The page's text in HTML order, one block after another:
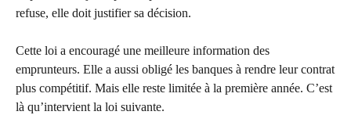
refuse, elle doit justifier sa décision.
Cette loi a encouragé une meilleure information des
emprunteurs. Elle a aussi obligé les banques à rendre leur contrat
plus compétitif. Mais elle reste limitée à la première année. C’est
là qu’intervient la loi suivante.